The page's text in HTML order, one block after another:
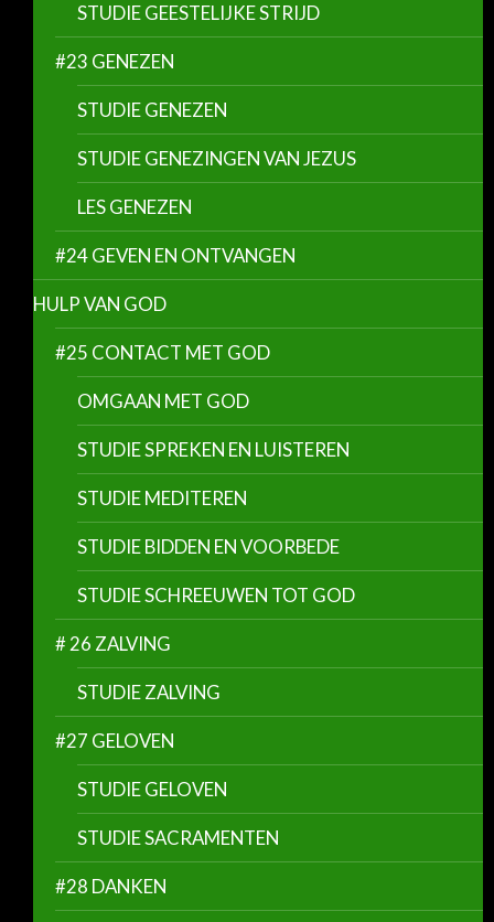
STUDIE GEESTELIJKE STRIJD
#23 GENEZEN
STUDIE GENEZEN
STUDIE GENEZINGEN VAN JEZUS
LES GENEZEN
#24 GEVEN EN ONTVANGEN
HULP VAN GOD
#25 CONTACT MET GOD
OMGAAN MET GOD
STUDIE SPREKEN EN LUISTEREN
STUDIE MEDITEREN
STUDIE BIDDEN EN VOORBEDE
STUDIE SCHREEUWEN TOT GOD
# 26 ZALVING
STUDIE ZALVING
#27 GELOVEN
STUDIE GELOVEN
STUDIE SACRAMENTEN
#28 DANKEN